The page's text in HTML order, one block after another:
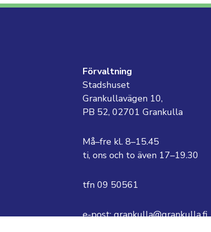
Förvaltning
Stadshuset
Grankullavägen 10,
PB 52, 02701 Grankulla
Må–fre kl. 8–15.45
ti, ons och to även 17–19.30
tfn 09 50561
e-post: grankulla@grankulla.fi